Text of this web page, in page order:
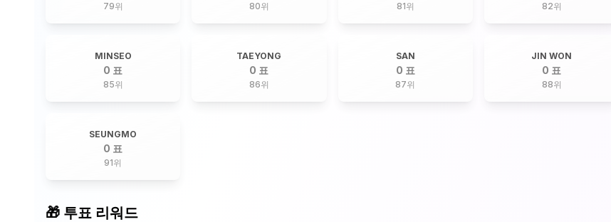
79위 80위 81위 82위
MINSEO
0 표
85위
TAEYONG
0 표
86위
SAN
0 표
87위
JIN WON
0 표
88위
SEUNGMO
0 표
91위
🎁 투표 리워드